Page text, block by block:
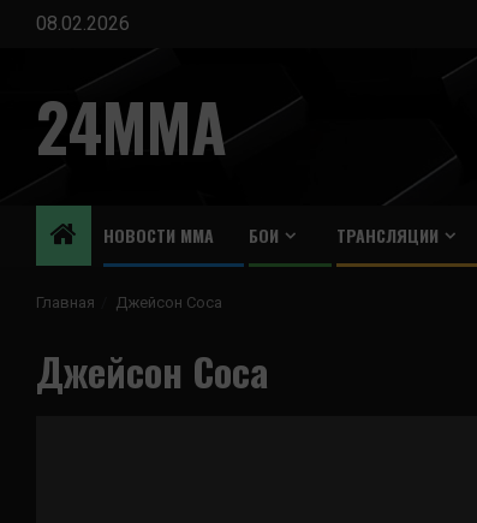
Перейти
содержимому
08.02.2026
24MMA
НОВОСТИ ММА БОИ ТРАНСЛЯЦИИ
Главная Джейсон Соса
Джейсон Соса